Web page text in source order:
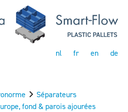
nl fr en de
Séparateurs
fond & parois ajourées